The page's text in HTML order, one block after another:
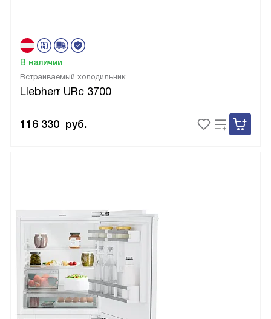
Встраиваемый холодильник
Liebherr URc 3700
В наличии
116 330 руб.